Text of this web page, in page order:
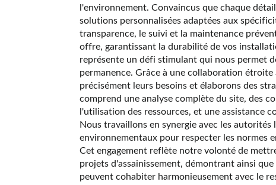
l'environnement. Convaincus que chaque
solutions personnalisées adaptées aux
transparence, le suivi et la maintenance
offre, garantissant la durabilité de vos
représente un défi stimulant qui nous permet
permanence. Grâce à une collaboration
précisément leurs besoins et élaborons des
comprend une analyse complète du site, des
l'utilisation des ressources, et une assistance
Nous travaillons en synergie avec les autorités
environnementaux pour respecter les normes
Cet engagement reflète notre volonté de
projets d'assainissement, démontrant ainsi
peuvent cohabiter harmonieusement avec le